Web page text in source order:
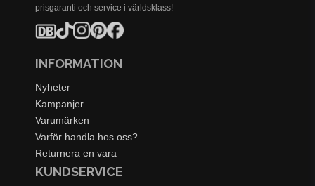
prisgaranti och service i världsklass!
INFORMATION
Nyheter
Kampanjer
Varumärken
Varför handla hos oss?
Returnera en vara
KUNDSERVICE